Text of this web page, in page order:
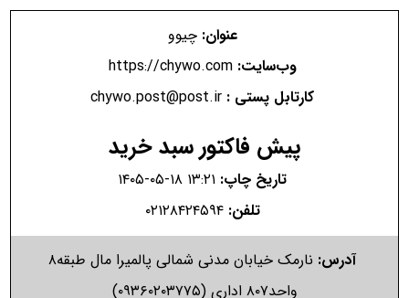
عنوان: چیوو
وب‌سایت: https://chywo.com
کارتابل پستی : chywo.post@post.ir
پیش فاکتور سبد خرید
تاریخ چاپ: ۱۴۰۵-۰۵-۱۸ ۱۳:۲۱
تلفن: ۰۲۱۲۸۴۲۴۵۹۴
آدرس:
نارمک خیابان مدنی شمالی پالمیرا مال طبقه۸
واحد۸۰۷ اداری (۰۹۳۶۰۲۰۳۷۷۵)